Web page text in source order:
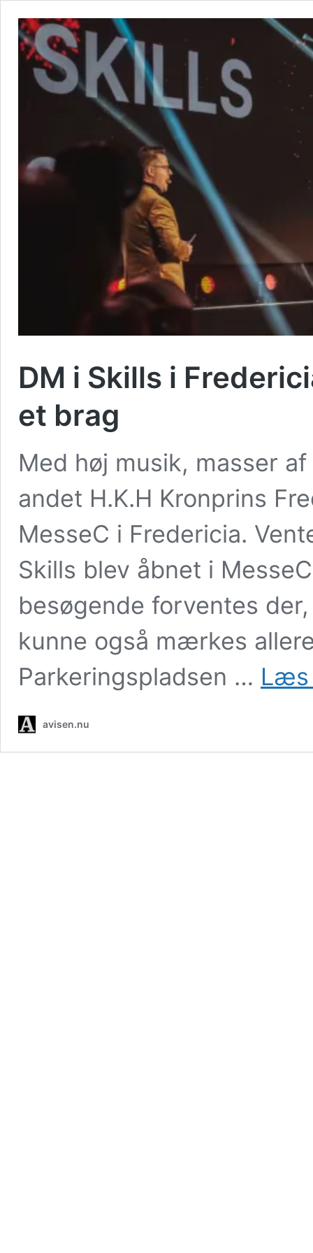
DM i Skills i
et brag
Med høj musik, masser
andet H.K.H Kronprins
MesseC i Fredericia.
Skills blev åbnet i
besøgende forventes
kunne også mærkes
Parkeringspladsen … Læs
avisen.nu